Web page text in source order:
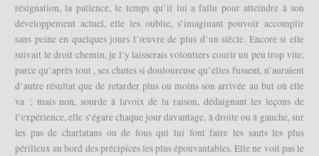
résignation, la patience, le temps qu’il lui a fallu pour atteindre à son
développement actuel, elle les oublie, s’imaginant pouvoir accomplir
sans peine en quelques jours l’œuvre de plus d’un siècle. Encore si elle
suivait le droit chemin, je l’y laisserais volontiers courir un peu trop vite,
parce qu’après tout , ses chutes si douloureuse qu’elles fussent, n’auraient
d’autre résultat que de retarder plus ou moins son arrivée au but où elle
va ; mais non, sourde à lavoix de la raison, dédaignant les leçons de
l’expérience, elle s’égare chaque jour davantage, à droite ou à gauche, sur
les pas de charlatans ou de fous qui lui font faire les sauts les plus
périlleux au bord des précipices les plus épouvantables. Elle ne voit pas le